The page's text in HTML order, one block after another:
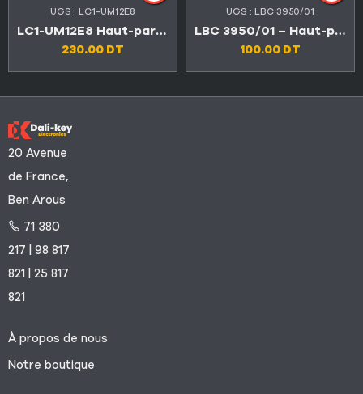
UGS : LC1-UM12E8
LC1-UM12E8 Haut-parleur de plafond encastré BOSCH 12W
230.00 DT
UGS : LBC 3950/01
LBC 3950/01 – Haut-parleur de plafond étanche (IPx4)
100.00 DT
20 Avenue
de France,
Ben Arous
71 380
217 | 98 817
821 | 25 817
821
À propos de nous
Notre boutique